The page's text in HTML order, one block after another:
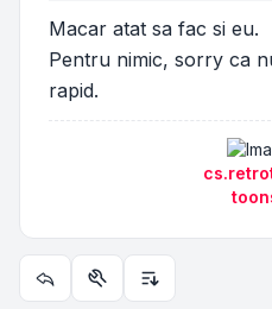
Macar atat sa fac si eu.
Pentru nimic, sorry ca
rapid.
Utilitare subiect
Opțiuni de